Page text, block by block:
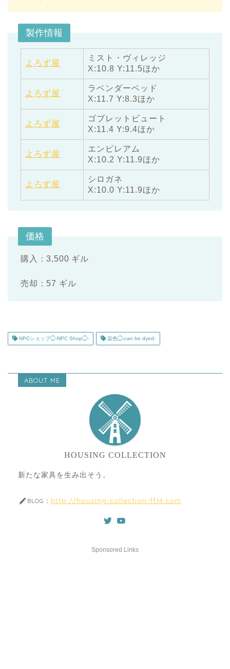
製作情報
よろず屋
ミスト・ヴィレッジ
X:10.8 Y:11.5ほか
よろず屋
ラベンダーベッド
X:11.7 Y:8.3ほか
よろず屋
ゴブレットビュート
X:11.4 Y:9.4ほか
よろず屋
エンピレアム
X:10.2 Y:11.9ほか
よろず屋
シロガネ
X:10.0 Y:11.9ほか
価格
購入：3,500 ギル
売却：57 ギル
NPCショップ◯-NPC Shop◯- 染色◯-can be dyed-
ABOUT ME
HOUSING COLLECTION
新たな家具を生み出そう。
BLOG： http://housing-collection-ff14.com
Sponsored Links